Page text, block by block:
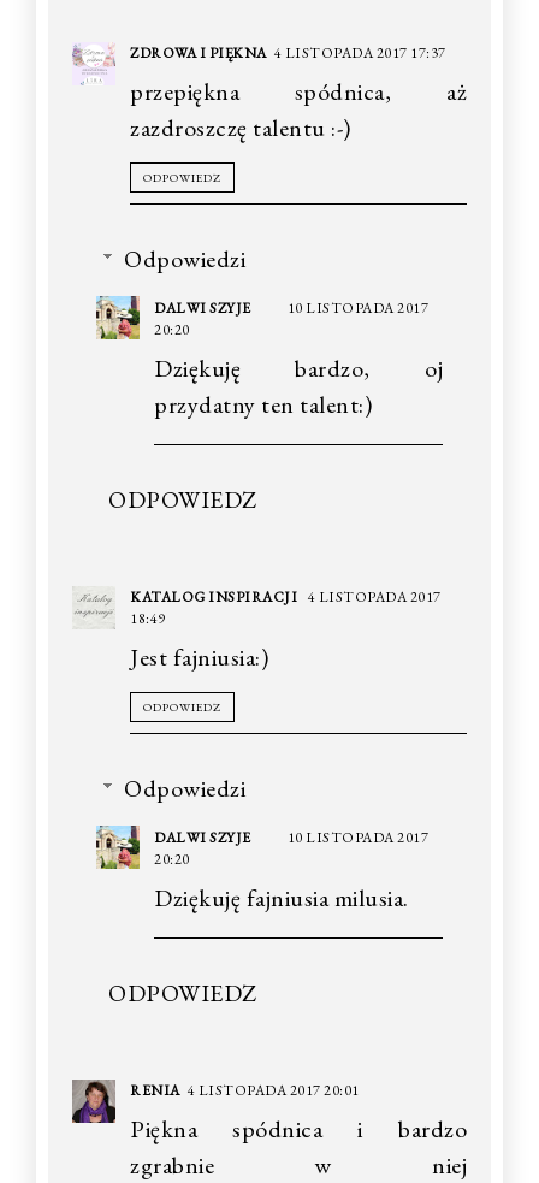
ZDROWA I PIĘKNA 4 LISTOPADA 2017 17:37
przepiękna spódnica, aż
zazdroszczę talentu :-)
ODPOWIEDZ
Odpowiedzi
DALWI SZYJE
10 LISTOPADA 2017
20:20
Dziękuję bardzo, oj
przydatny ten talent:)
ODPOWIEDZ
KATALOG INSPIRACJI 4 LISTOPADA 2017
18:49
Jest fajniusia:)
ODPOWIEDZ
Odpowiedzi
DALWI SZYJE
10 LISTOPADA 2017
20:20
Dziękuję fajniusia milusia.
ODPOWIEDZ
RENIA 4 LISTOPADA 2017 20:01
Piękna spódnica i bardzo
zgrabnie w niej